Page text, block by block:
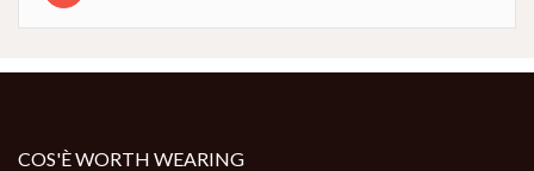
COS'È WORTH WEARING